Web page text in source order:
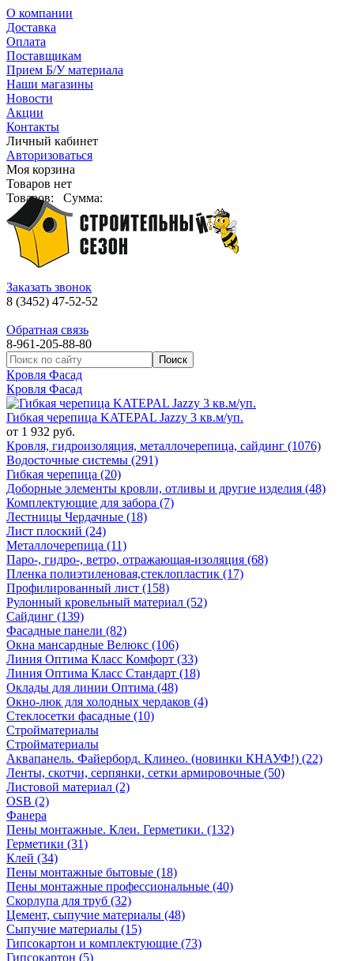
О компании
Доставка
Оплата
Поставщикам
Прием Б/У материала
Наши магазины
Новости
Акции
Контакты
Личный кабинет
Авторизоваться
Моя корзина
Товаров нет
Товаров:
Сумма:
Заказать звонок
8 (3452) 47-52-52
Обратная связь
8-961-205-88-80
Кровля Фасад
Кровля Фасад
Гибкая черепица KATEPAL Jazzy 3 кв.м/уп.
от 1 932 руб.
Кровля, гидроизоляция, металлочерепица, сайдинг (1076)
Водосточные системы (291)
Гибкая черепица (20)
Доборные элементы кровли, отливы и другие изделия (48)
Комплектующие для забора (7)
Лестницы Чердачные (18)
Лист плоский (24)
Металлочерепица (11)
Паро-, гидро-, ветро, отражающая-изоляция (68)
Пленка полиэтиленовая,стеклопластик (17)
Профилированный лист (158)
Рулонный кровельный материал (52)
Сайдинг (139)
Фасадные панели (82)
Окна мансардные Велюкс (106)
Линия Оптима Класс Комфорт (33)
Линия Оптима Класс Стандарт (18)
Оклады для линии Оптима (48)
Окно-люк для холодных чердаков (4)
Стеклосетки фасадные (10)
Стройматериалы
Стройматериалы
Аквапанель. Файерборд. Клинео. (новинки КНАУФ!) (22)
Ленты, скотчи, серпянки, сетки армировочные (50)
Листовой материал (2)
OSB (2)
Фанера
Пены монтажные. Клеи. Герметики. (132)
Герметики (31)
Клей (34)
Пены монтажные бытовые (18)
Пены монтажные профессиональные (40)
Скорлупа для труб (32)
Цемент, сыпучие материалы (48)
Сыпучие материалы (15)
Гипсокартон и комплектующие (73)
Гипсокартон (5)